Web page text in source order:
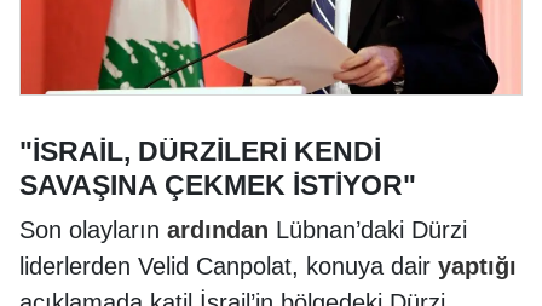
"İSRAİL, DÜRZİLERİ KENDİ
SAVAŞINA ÇEKMEK İSTİYOR"
Son olayların ardından Lübnan’daki Dürzi
liderlerden Velid Canpolat, konuya dair yaptığı